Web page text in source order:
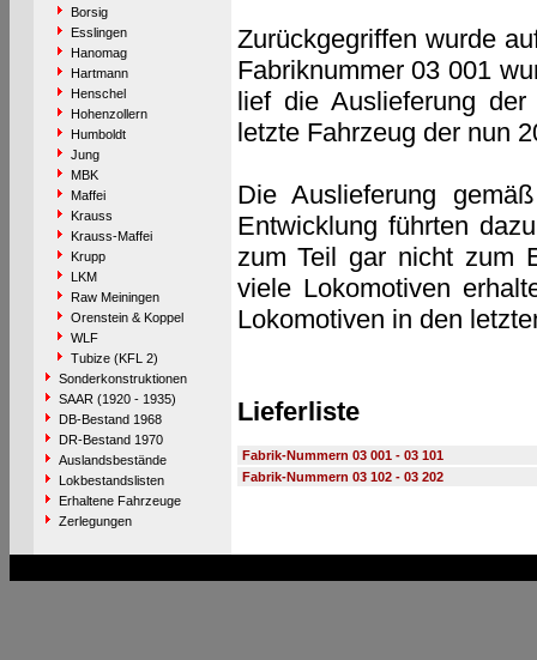
Borsig
Esslingen
Hanomag
Hartmann
Henschel
Hohenzollern
Humboldt
Jung
MBK
Maffei
Krauss
Krauss-Maffei
Krupp
LKM
Raw Meiningen
Orenstein & Koppel
WLF
Tubize (KFL 2)
Sonderkonstruktionen
SAAR (1920 - 1935)
DB-Bestand 1968
DR-Bestand 1970
Auslandsbestände
Lokbestandslisten
Erhaltene Fahrzeuge
Zerlegungen
Zurückgegriffen wurde
Fabriknummer 03 001
lief die Auslieferung
letzte Fahrzeug der nun
Die Auslieferung
Entwicklung führten
zum Teil gar nicht zum
viele Lokomotiven
Lokomotiven in den
Lieferliste
Fabrik-Nummern 03 001 - 03 101
Fabrik-Nummern 03 102 - 03 202